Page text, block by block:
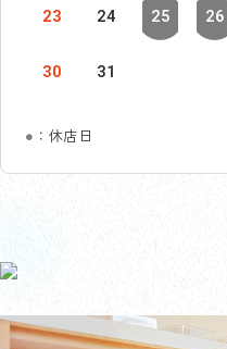
23 24 25 26
30 31
● ：休店日